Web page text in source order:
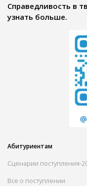
Справедливость в
узнать больше.
Абитуриентам
Сценарии поступления-
Все о поступлении